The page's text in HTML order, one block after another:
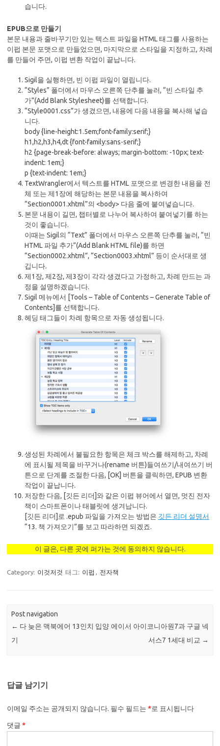
습니다.
EPUB으로 만들기
본문 내용과 줄바꾸기만 있는 텍스트 파일을 HTML 태그를 사용하는
이펍 본문 포맷으로 만들었으면, 마지막으로 스타일을 지정하고, 차례
를 만들어 주면, 이펍 변환 작업이 끝납니다.
Sigil을 실행하면, 빈 이펍 파일이 열립니다.
“Styles” 폴더에서 마우스 오른쪽 단추를 눌러, “빈 스타일 추
가”(Add Blank Stylesheet)를 선택합니다.
“Style0001.css”가 생겼으면, 내용에 다음 내용을 복사해 넣습
니다.
body {line-height:1.5em;font-family:serif;}
h1,h2,h3,h4,dt {font-family:sans-serif;}
h2 {page-break-before: always; margin-bottom: -10px; text-
indent: 1em;}
p {text-indent: 1em;}
TextWrangler에서 텍스트를 HTML 포맷으로 변경한 내용을 전
체 또는 제1장에 해당하는 본문 내용을 복사하여
“Section0001.xhtml”의 <body> 다음 줄에 붙여넣습니다.
본문 내용이 길면, 챕터별로 나누어 복사하여 붙여넣기를 하는
것이 좋습니다.
이때는 Sigil의 “Text” 폴더에서 마우스 오른쪽 단추를 눌러, “빈
HTML 파일 추가”(Add Blank HTML file)를 하면
“Section0002.xhtml”, “Section0003.xhtml” 등이 순서대로 생
깁니다.
제1장, 제2장, 제3장이 각각 생겼다고 가정하고, 차례 만드는 과
정을 설명하겠습니다.
Sigil 메뉴에서 [Tools – Table of Contents – Generate Table of
Contents]를 선택합니다.
헤딩 태그들이 차례 항목으로 자동 생성됩니다.
생성된 차례에서 불필요한 항목은 체크 박스를 해제하고, 차례
에 표시될 제목을 바꾸거나(rename 버튼)들여쓰기/내여쓰기 버
튼으로 단계를 조절한 다음, [OK] 버튼을 클릭하면, EPUB 변환
작업이 끝납니다.
저장한 다음, [깃든 리더]와 같은 이펍 뷰어에서 열면, 멋진 전자
책이 스마트폰이나 태블릿에 생겨납니다.
[깃든 리더]로 .epub 파일을 가져오는 방법은 깃든 리더 설명서
“13. 책 가져오기”를 보고 따라하면 되겠죠.
이 글은, 다른 곳에 퍼가는 것에 동의하지 않습니다.
Category: 이것저것 태그: 이펍 , 전자책
Post navigation
← 다 늦은 맥북에어 13인치 입양
기
에이서 아이코니아원7과 구글 넥
서스7 1세대 비교 →
답글 남기기
이메일 주소는 공개되지 않습니다. 필수 필드는 *로 표시됩니다
댓글 *